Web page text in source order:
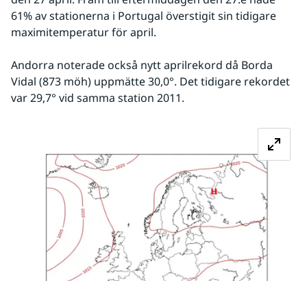
61% av stationerna i Portugal överstigit sin tidigare
maximitemperatur för april.
Andorra noterade också nytt aprilrekord då Borda
Vidal (873 möh) uppmätte 30,0°. Det tidigare rekordet
var 29,7° vid samma station 2011.